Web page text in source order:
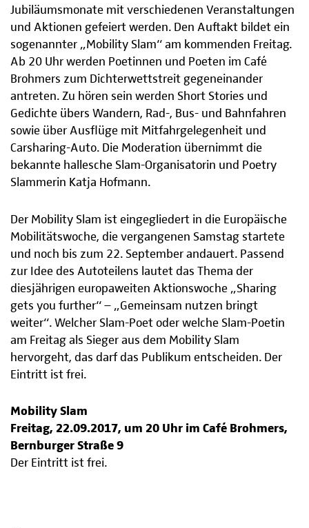
Jubiläumsmonate mit verschiedenen Veranstaltungen
und Aktionen gefeiert werden. Den Auftakt bildet ein
sogenannter „Mobility Slam“ am kommenden Freitag.
Ab 20 Uhr werden Poetinnen und Poeten im Café
Brohmers zum Dichterwettstreit gegeneinander
antreten. Zu hören sein werden Short Stories und
Gedichte übers Wandern, Rad-, Bus- und Bahnfahren
sowie über Ausflüge mit Mitfahrgelegenheit und
Carsharing-Auto. Die Moderation übernimmt die
bekannte hallesche Slam-Organisatorin und Poetry
Slammerin Katja Hofmann.
Der Mobility Slam ist eingegliedert in die Europäische
Mobilitätswoche, die vergangenen Samstag startete
und noch bis zum 22. September andauert. Passend
zur Idee des Autoteilens lautet das Thema der
diesjährigen europaweiten Aktionswoche „Sharing
gets you further“ – „Gemeinsam nutzen bringt
weiter“. Welcher Slam-Poet oder welche Slam-Poetin
am Freitag als Sieger aus dem Mobility Slam
hervorgeht, das darf das Publikum entscheiden. Der
Eintritt ist frei.
Mobility Slam
Freitag, 22.09.2017, um 20 Uhr im Café Brohmers,
Bernburger Straße 9
Der Eintritt ist frei.